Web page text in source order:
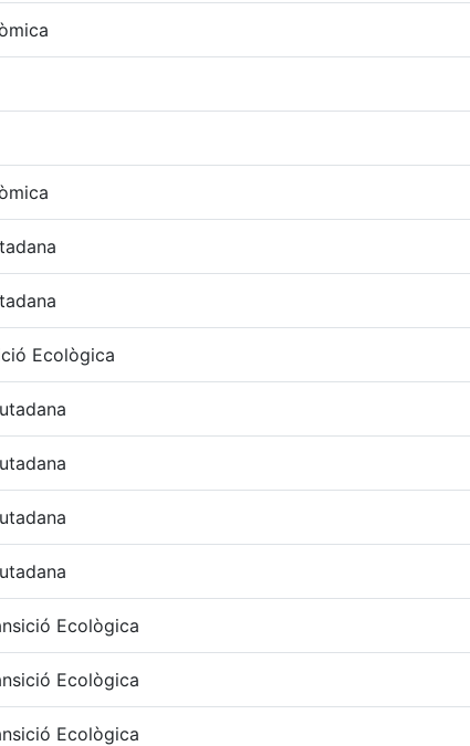
Ecològica
Ecològica
Ecològica
Ecològica